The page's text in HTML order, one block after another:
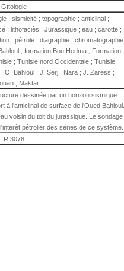
Gîtologie
; sismicité ; topographie ; anticlinal ;
; lithofaciès ; Jurassique ; eau ; carotte ;
; pétrole ; diagraphie ; chromatographie
; formation Bou Hedma ; Formation
; Tunisie nord Occidentale ; Tunisie
O. Bahloul ; J. Serj ; Nara ; J. Zaress ;
; Maktar
dessinée par un horizon sismique
à l'anticlinal de surface de l'Oued Bahloul.
voisin du toit du jurassique. Le sondage
pétrolier des séries de ce système.
RI3078